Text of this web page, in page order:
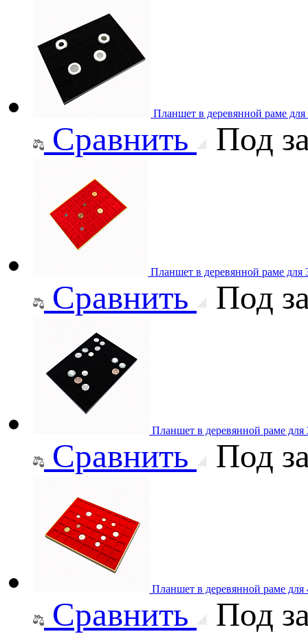
Планшет в деревянной раме
Сравнить Под
Планшет в деревянной раме
Сравнить Под
Планшет в деревянной раме
Сравнить Под
Планшет в деревянной раме
Сравнить Под